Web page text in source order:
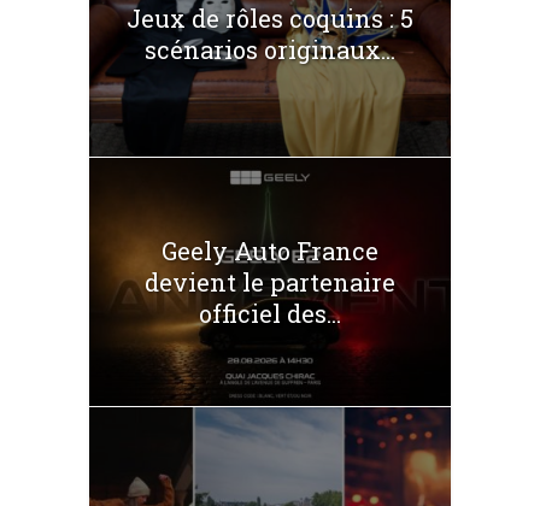
Jeux de rôles coquins : 5
scénarios originaux...
Geely Auto France
devient le partenaire
officiel des...